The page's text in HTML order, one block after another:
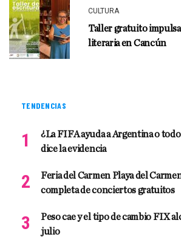
CULTURA
Taller gratuito
literaria en Cancún
TENDENCIAS
¿La FIFA ayuda a Argentina o
dice la evidencia
Feria del Carmen Playa del
completa de conciertos gratuitos
Peso cae y el tipo de cambio FIX
julio